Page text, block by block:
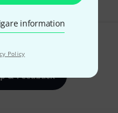
information
Policy
ser?
& Feedback